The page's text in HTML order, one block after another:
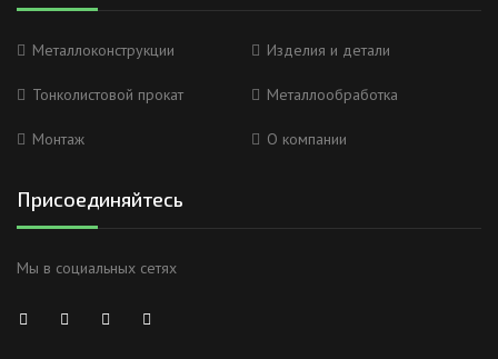
Металлоконструкции Изделия и детали
Тонколистовой прокат Металлообработка
Монтаж О компании
Присоединяйтесь
Мы в социальных сетях